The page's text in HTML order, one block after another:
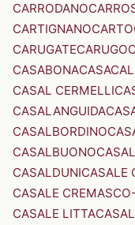
CARRODANO
CARTIGNANO
CARUGATECARUGO
CASABONA
CASAL CERMELLI
CASALANGUIDA
CASALBORDINO
CASALBUONO
CASALDUNICASALE
CASALE
CASALE LITTA